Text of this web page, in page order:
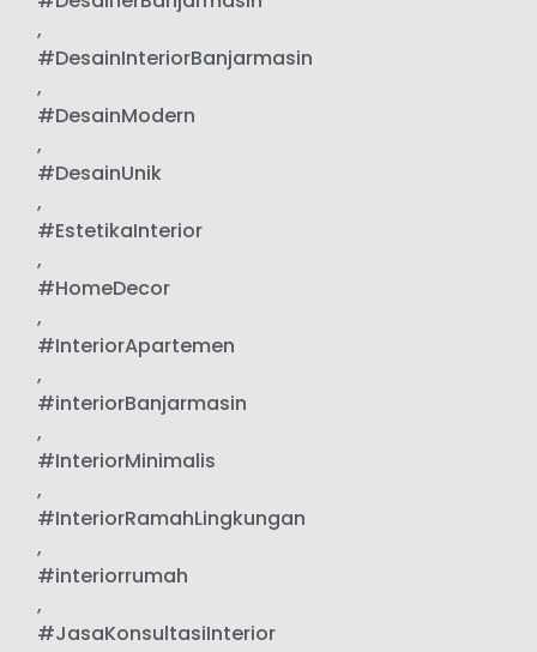
,
#DesainInteriorBanjarmasin
,
#DesainModern
,
#DesainUnik
,
#EstetikaInterior
,
#HomeDecor
,
#InteriorApartemen
,
#interiorBanjarmasin
,
#InteriorMinimalis
,
#InteriorRamahLingkungan
,
#interiorrumah
,
#JasaKonsultasiInterior